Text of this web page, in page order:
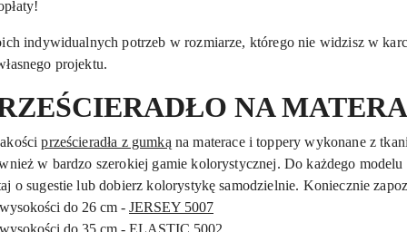
indywidualnych potrzeb w rozmiarze, którego nie widzisz w
projektu.
NA
prześcieradła z gumką na materace i toppery wykonane z
w bardzo szerokiej gamie kolorystycznej. Do każdego
o sugestie lub dobierz kolorystykę samodzielnie. Koniecznie
do 26 cm - JERSEY 5007
do 35 cm - ELASTIC 5002